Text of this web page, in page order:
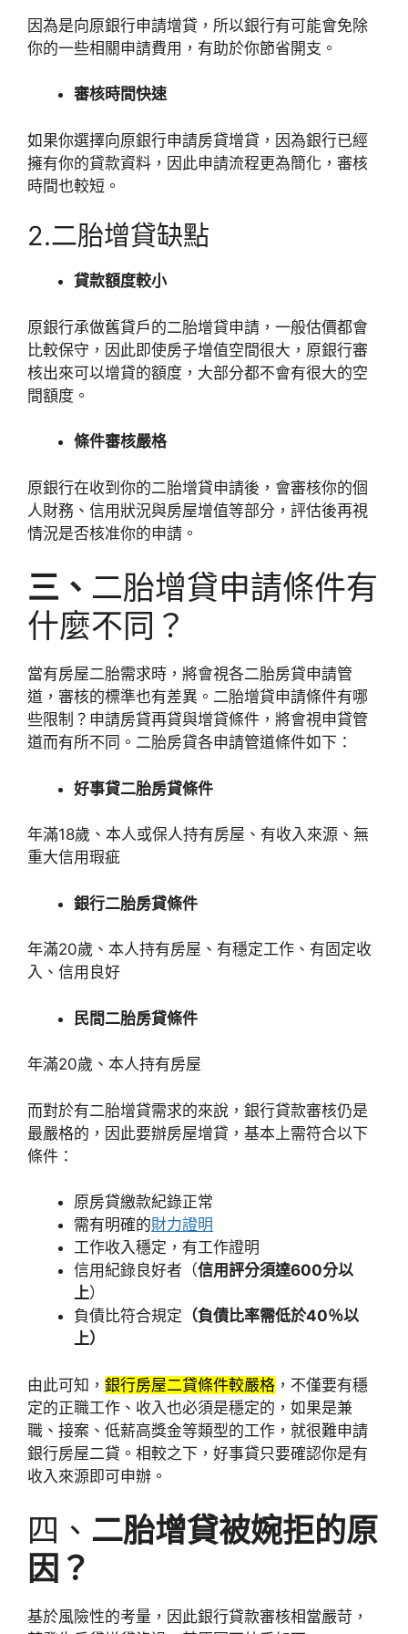
因為是向原銀行申請增貸，所以銀行有可能會免除
你的一些相關申請費用，有助於你節省開支。
審核時間快速
如果你選擇向原銀行申請房貸增貸，因為銀行已經
擁有你的貸款資料，因此申請流程更為簡化，審核
時間也較短。
2.二胎增貸缺點
貸款額度較小
原銀行承做舊貸戶的二胎增貸申請，一般估價都會
比較保守，因此即使房子增值空間很大，原銀行審
核出來可以增貸的額度，大部分都不會有很大的空
間額度。
條件審核嚴格
原銀行在收到你的二胎增貸申請後，會審核你的個
人財務、信用狀況與房屋增值等部分，評估後再視
情況是否核准你的申請。
三、 二胎增貸申請條件有
什麼不同？
當有房屋二胎需求時，將會視各二胎房貸申請管
道，審核的標準也有差異。二胎增貸申請條件有哪
些限制？申請房貸再貸與增貸條件，將會視申貸管
道而有所不同。二胎房貸各申請管道條件如下：
好事貸二胎房貸條件
年滿18歲、本人或保人持有房屋、有收入來源、無
重大信用瑕疵
銀行二胎房貸條件
年滿20歲、本人持有房屋、有穩定工作、有固定收
入、信用良好
民間二胎房貸條件
年滿20歲、本人持有房屋
而對於有二胎增貸需求的來說，銀行貸款審核仍是
最嚴格的，因此要辦房屋增貸，基本上需符合以下
條件：
原房貸繳款紀錄正常
需有明確的財力證明
工作收入穩定，有工作證明
信用紀錄良好者（信用評分須達600分以
上）
負債比符合規定 （負債比率需低於40％以
上）
由此可知， 銀行房屋二貸條件較嚴格 ，不僅要有穩
定的正職工作、收入也必須是穩定的，如果是兼
職、接案、低薪高獎金等類型的工作，就很難申請
銀行房屋二貸。相較之下，好事貸只要確認你是有
收入來源即可申辦。
四、 二胎增貸被婉拒的原
因？
基於風險性的考量，因此銀行貸款審核相當嚴苛，